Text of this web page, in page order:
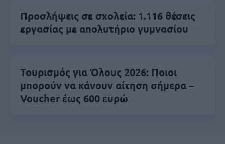
Προσλήψεις σε σχολεία: 1.116 θέσεις
εργασίας με απολυτήριο γυμνασίου
Τουρισμός για Όλους 2026: Ποιοι
μπορούν να κάνουν αίτηση σήμερα –
Voucher έως 600 ευρώ